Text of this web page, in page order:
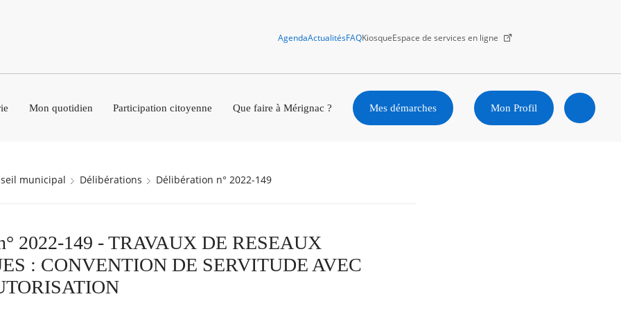
AgendaActualitésFAQKiosqueEspace de services en ligne
Mon quotidien Participation citoyenne Que faire à Mérignac ? Mes démarches Mon Profil
municipal Délibérations Délibération n° 2022-149
2022-149 - TRAVAUX DE RESEAUX
: CONVENTION DE SERVITUDE AVEC